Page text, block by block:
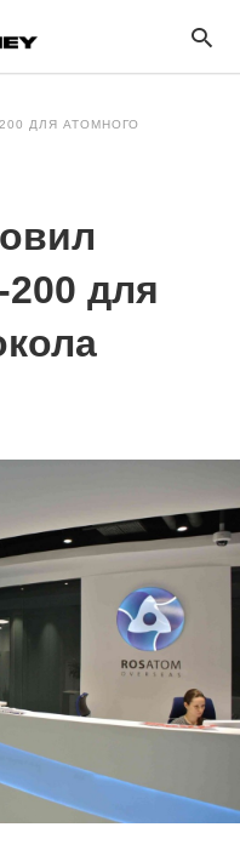
ДЛЯ АТОМНОГО
для